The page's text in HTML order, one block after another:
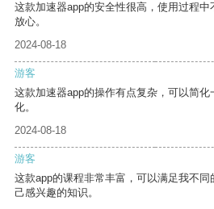
这款加速器app的安全性很高，使用过程
放心。
2024-08-18
游客
这款加速器app的操作有点复杂，可以简
化。
2024-08-18
游客
这款app的课程非常丰富，可以满足我不
己感兴趣的知识。